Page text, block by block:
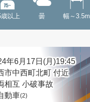
以上 曇 幅～3.5m
年6月17日(月)19:45
市中西町北町 付近
相互 小破事故
動車(2)